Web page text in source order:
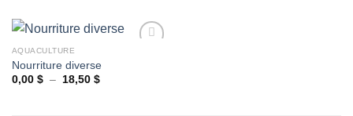
110,00 $
AQUACULTURE
Nourriture diverse
0,00 $ – 18,50 $Plage